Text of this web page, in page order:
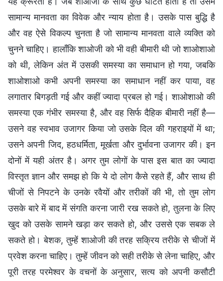
सामान्य मानवता का विवेक और न्याय होता है। उसके पास बुद्धि है
और वह ऐसे विकल्प चुनता है जो सामान्य मानवता वाले व्यक्ति को
चुनने चाहिए। हालाँकि शाओजी को भी वही बीमारी थी जो शाओशाओ
को थी, लेकिन अंत में उसकी समस्या का समाधान हो गया, जबकि
शाओशाओ कभी अपनी समस्या का समाधान नहीं कर पाया, वह
लगातार बिगड़ती गई और कहीं ज्यादा प्रबल हो गई। शाओशाओ की
समस्या एक गंभीर समस्या है, और वह सिर्फ दैहिक बीमारी नहीं है—
उसने वह स्वभाव उजागर किया जो उसके दिल की गहराइयों में था;
उसने अपनी जिद, हठधर्मिता, मूर्खता और दुर्भावना उजागर की। इन
दोनों में यही अंतर है। अगर तुम लोगों के पास इस बात का ज्यादा
विस्तृत ज्ञान और समझ हो कि ये दो लोग कैसे रहते हैं, और साथ ही
चीजों से निपटने के उनके रवैयों और तरीकों की भी, तो तुम लोग
उसके बारे में बाद में संगति करना जारी रख सकते हो, तुलना के लिए
खुद को उसके सामने खड़ा कर सकते हो, और उससे एक सबक ले
सकते हो। बेशक, तुम्हें शाओजी की तरह सक्रिय तरीके से चीजों में
प्रवेश करना चाहिए। तुम्हें जीवन को सही तरीके से लेना चाहिए, और
पूरी तरह परमेश्वर के वचनों के अनुसार, सत्य को अपनी कसौटी